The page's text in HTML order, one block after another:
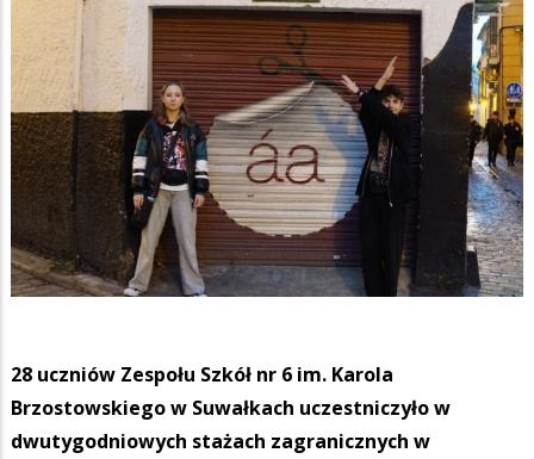
28 uczniów Zespołu Szkół nr 6 im. Karola
Brzostowskiego w Suwałkach uczestniczyło w
dwutygodniowych stażach zagranicznych w